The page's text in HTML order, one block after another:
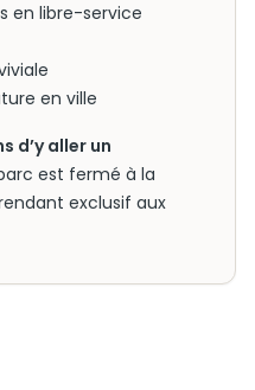
en libre-service
en ville
d’y aller un
est fermé à la
exclusif aux